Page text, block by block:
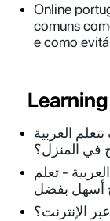
Online
comuns
e como
العربية
المنزل؟
- تعلم
أسهل بفضل
الإنترنت؟